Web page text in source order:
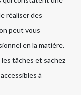
réaliser des
peut vous
en la matière.
tâches et sachez
à